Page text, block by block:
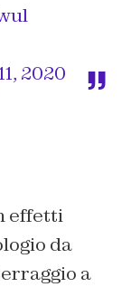
2020
effetti
da
a